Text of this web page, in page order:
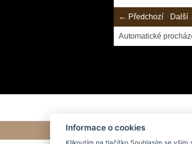
← Předchozí Další
Automatické
Informace o cookies